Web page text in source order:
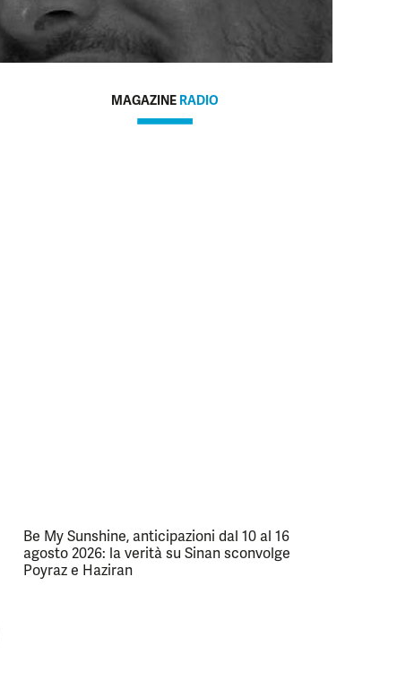
MAGAZINE RADIO
Be My Sunshine, anticipazioni dal 10 al 16
agosto 2026: la verità su Sinan sconvolge
Poyraz e Haziran